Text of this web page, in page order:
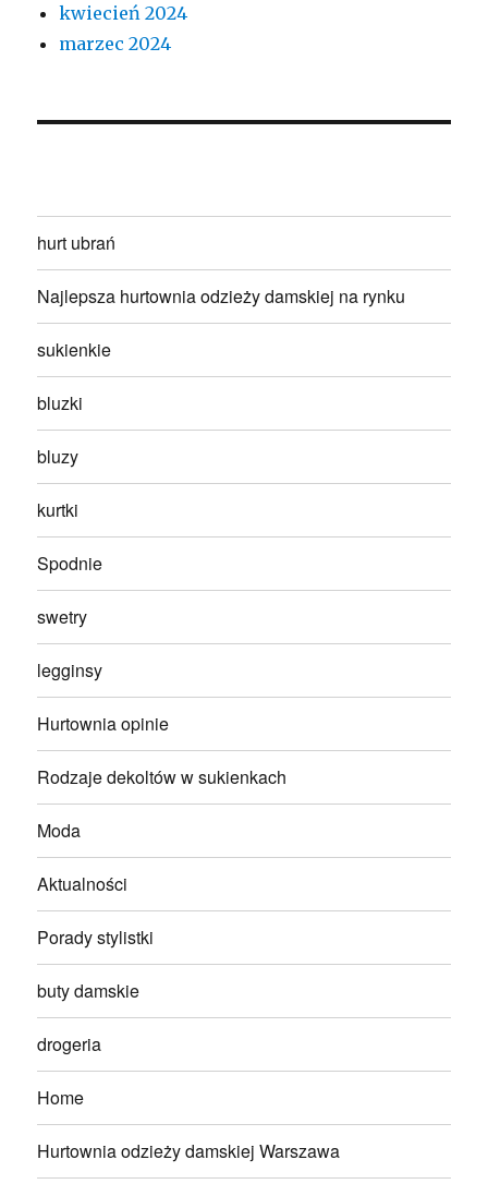
kwiecień 2024
marzec 2024
hurt ubrań
Najlepsza hurtownia odzieży damskiej na rynku
sukienkie
bluzki
bluzy
kurtki
Spodnie
swetry
legginsy
Hurtownia opinie
Rodzaje dekoltów w sukienkach
Moda
Aktualności
Porady stylistki
buty damskie
drogeria
Home
Hurtownia odzieży damskiej Warszawa